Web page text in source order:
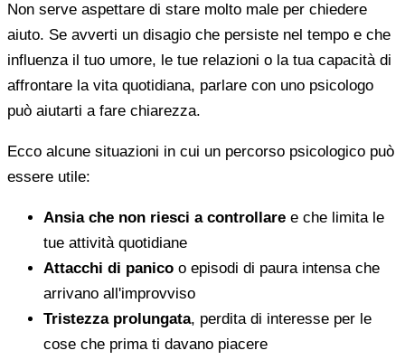
Non serve aspettare di stare molto male per chiedere
aiuto. Se avverti un disagio che persiste nel tempo e che
influenza il tuo umore, le tue relazioni o la tua capacità di
affrontare la vita quotidiana, parlare con uno psicologo
può aiutarti a fare chiarezza.
Ecco alcune situazioni in cui un percorso psicologico può
essere utile:
Ansia che non riesci a controllare e che limita le
tue attività quotidiane
Attacchi di panico o episodi di paura intensa che
arrivano all'improvviso
Tristezza prolungata, perdita di interesse per le
cose che prima ti davano piacere